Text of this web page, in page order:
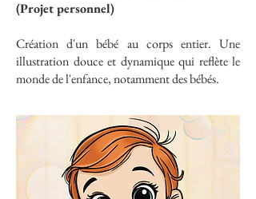
(Projet personnel)
Création d'un bébé au corps entier. Une
illustration douce et dynamique qui reflète le
monde de l'enfance, notamment des bébés.